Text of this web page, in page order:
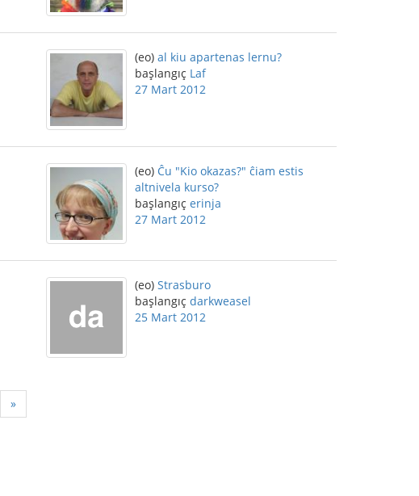
(eo) al kiu apartenas lernu?
başlangıç Laf
27 Mart 2012
(eo) Ĉu "Kio okazas?" ĉiam estis
altnivela kurso?
başlangıç erinja
27 Mart 2012
(eo) Strasburo
başlangıç darkweasel
25 Mart 2012
»